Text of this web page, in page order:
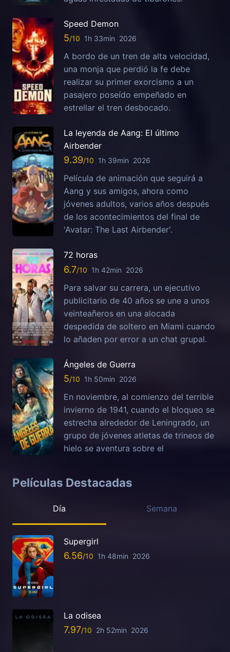
Speed Demon
5 1h 33min 2026
A bordo de un tren de alta velocidad,
una monja que perdió la fe debe
realizar su primer exorcismo a un
pasajero poseído empeñado en
estrellar el tren desbocado.
La leyenda de Aang: El último
Airbender
9.39 1h 39min 2026
Película de animación que seguirá a
Aang y sus amigos, ahora como
jóvenes adultos, varios años después
de los acontecimientos del final de
'Avatar: The Last Airbender'.
72 horas
6.7 1h 42min 2026
Para salvar su carrera, un ejecutivo
publicitario de 40 años se une a unos
veinteañeros en una alocada
despedida de soltero en Miami cuando
lo añaden por error a un chat grupal.
Ángeles de Guerra
5 1h 50min 2026
En noviembre, al comienzo del terrible
invierno de 1941, cuando el bloqueo se
estrecha alrededor de Leningrado, un
grupo de jóvenes atletas de trineos de
hielo se aventura sobre el
Películas Destacadas
Día Semana
Supergirl
6.56 1h 48min 2026
La odisea
7.97 2h 52min 2026